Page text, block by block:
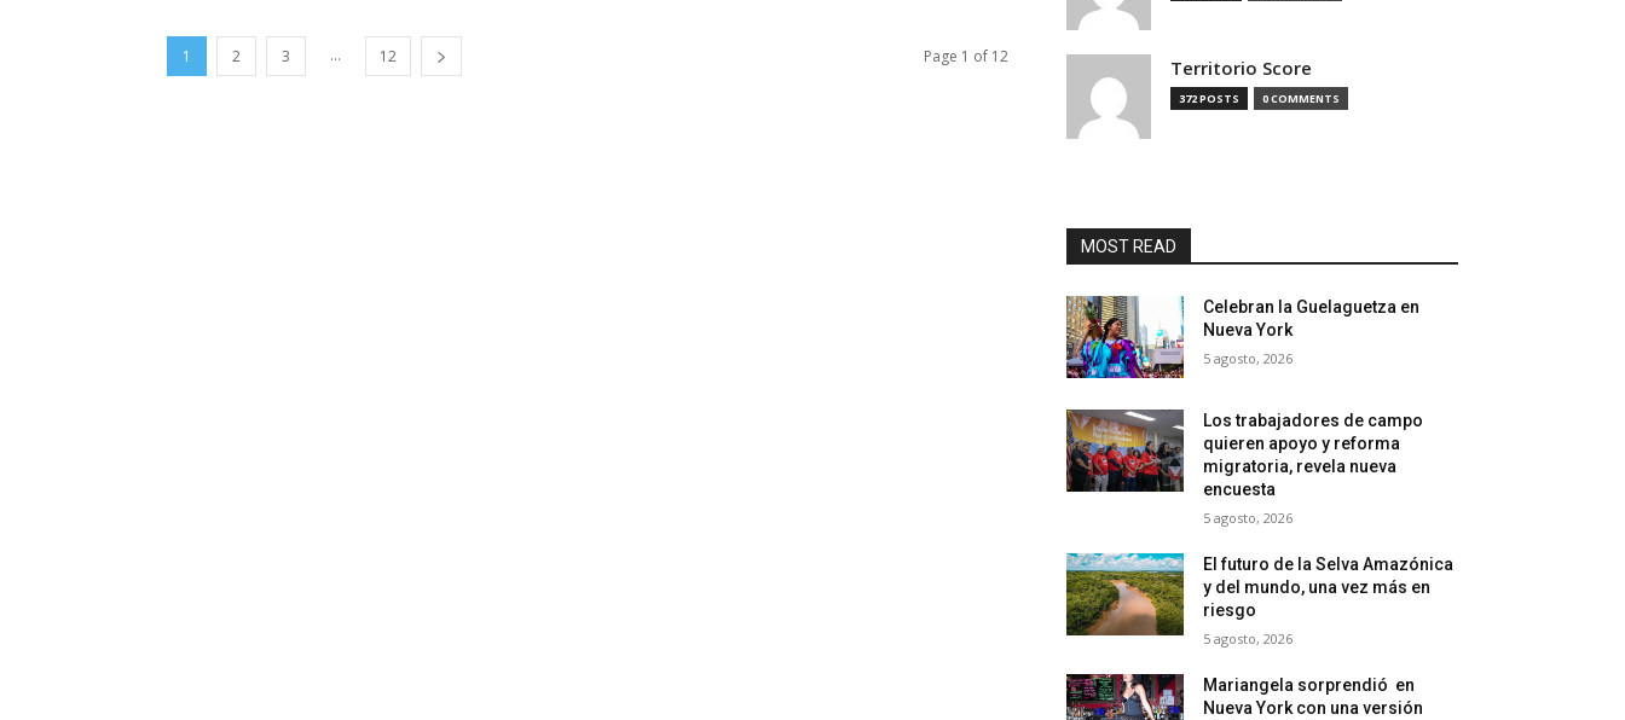
1 2 3 ... 12 Page 1 of 12 Territorio Score
372 POSTS 0 COMMENTS
MOST READ
Celebran la Guelaguetza en
Nueva York
5 agosto, 2026
Los trabajadores de campo
quieren apoyo y reforma
migratoria, revela nueva
encuesta
5 agosto, 2026
El futuro de la Selva Amazónica
y del mundo, una vez más en
riesgo
5 agosto, 2026
Mariangela sorprendió en
Nueva York con una versión